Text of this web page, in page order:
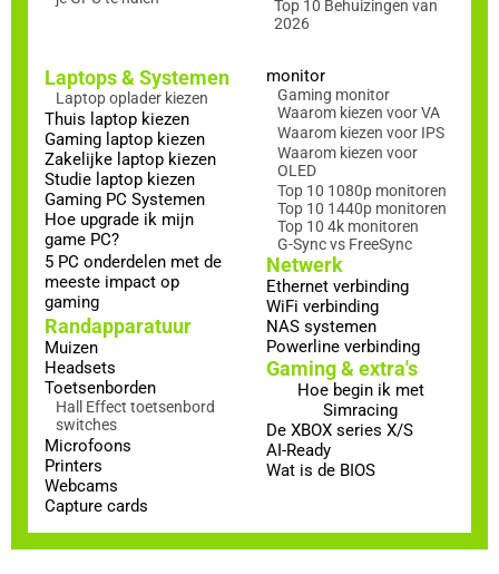
Top 10 Behuizingen van
2026
Laptops & Systemen
Laptop oplader kiezen
Thuis laptop kiezen
Gaming laptop kiezen
Zakelijke laptop kiezen
Studie laptop kiezen
Gaming PC Systemen
Hoe upgrade ik mijn
game PC?
5 PC onderdelen met de
meeste impact op
gaming
Randapparatuur
Muizen
Headsets
Toetsenborden
Hall Effect toetsenbord
switches
Microfoons
Printers
Webcams
Capture cards
monitor
Gaming monitor
Waarom kiezen voor VA
Waarom kiezen voor IPS
Waarom kiezen voor
OLED
Top 10 1080p monitoren
Top 10 1440p monitoren
Top 10 4k monitoren
G-Sync vs FreeSync
Netwerk
Ethernet verbinding
WiFi verbinding
NAS systemen
Powerline verbinding
Gaming & extra's
Hoe begin ik met
Simracing
De XBOX series X/S
AI-Ready
Wat is de BIOS